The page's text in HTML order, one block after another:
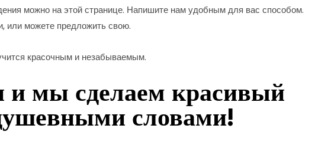
можно на этой странице. Напишите нам удобным для вас способом.
можете предложить свою.
красочным и незабываемым.
и мы сделаем красивый
словами!